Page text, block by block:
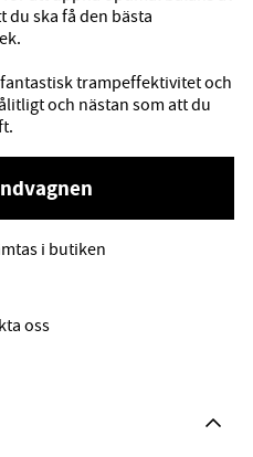
du ska få den bästa
trampeffektivitet och
och nästan som att du
i butiken
oss